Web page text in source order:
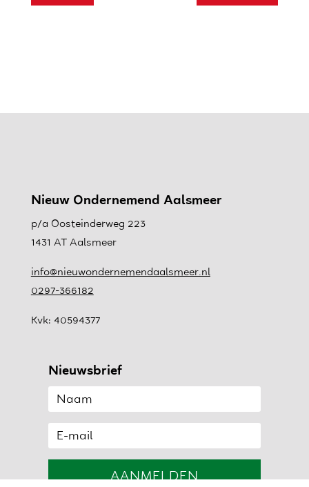
Nieuw Ondernemend Aalsmeer
p/a Oosteinderweg 223
1431 AT Aalsmeer
info@nieuwondernemendaalsmeer.nl
0297-366182
Kvk: 40594377
Nieuwsbrief
AANMELDEN